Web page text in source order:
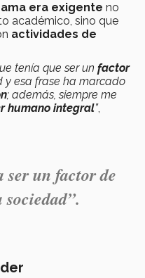
era exigente no
académico, sino que
actividades de
tenía que ser un factor
y esa frase ha marcado
; además, siempre me
humano integral”,
ser un factor de